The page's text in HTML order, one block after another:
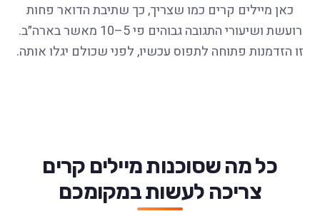
כאן מיילים קרים כמו שצריך, כך שתיבת הדואר פחות
רועשת ושיעורי התגובה גבוהים פי 5–10 מאשר בארה״ב.
זו הזדמנות פתוחה לתפוס עכשיו, לפני שכולם יגלו אותה.
כל מה שסוכנות מיילים קרים
צריכה לעשות במקומכם